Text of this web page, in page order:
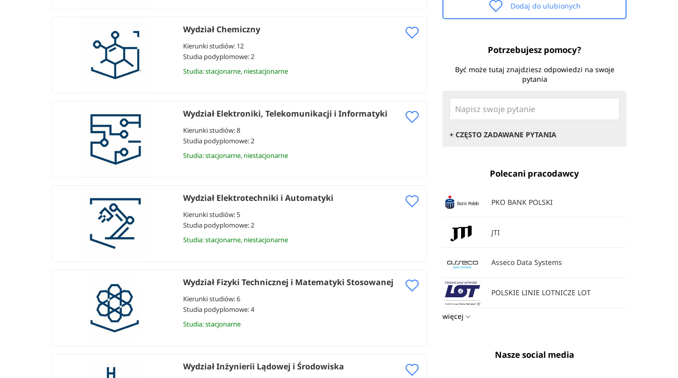
Wydział Chemiczny
Kierunki studiów: 12
Studia podyplomowe: 2
Studia: stacjonarne, niestacjonarne
Wydział Elektroniki, Telekomunikacji i Informatyki
Kierunki studiów: 8
Studia podyplomowe: 2
Studia: stacjonarne, niestacjonarne
Wydział Elektrotechniki i Automatyki
Kierunki studiów: 5
Studia podyplomowe: 2
Studia: stacjonarne, niestacjonarne
Wydział Fizyki Technicznej i Matematyki Stosowanej
Kierunki studiów: 6
Studia podyplomowe: 4
Studia: stacjonarne
Wydział Inżynierii Lądowej i Środowiska
Dodaj do ulubionych
Potrzebujesz pomocy?
Być może tutaj znajdziesz odpowiedzi na swoje
pytania
+ CZĘSTO ZADAWANE PYTANIA
Polecani pracodawcy
PKO BANK POLSKI
JTI
Asseco Data Systems
POLSKIE LINIE LOTNICZE LOT
więcej
Nasze social media